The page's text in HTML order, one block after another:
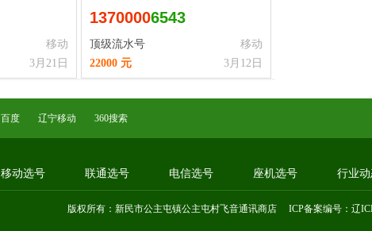
移动
3月21日
13700006543
顶级流水号
移动
3月12日
22000 元
百度 辽宁移动 360搜索
移动选号 联通选号 电信选号 座机选号 行业
版权所有：新民市公主屯镇公主屯村飞音通讯商店 ICP备案编号： 辽